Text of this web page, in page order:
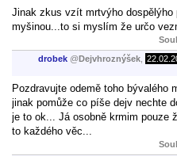
Jinak zkus vzít mrtvýho dospělýho
myšinou...to si myslím že určo
drobek @Dejvhroznýšek
Pozdravujte odemě toho bývalého
jinak pomůže co píše dejv nechte
je to ok... Já osobně krmim pouze
to každého věc...